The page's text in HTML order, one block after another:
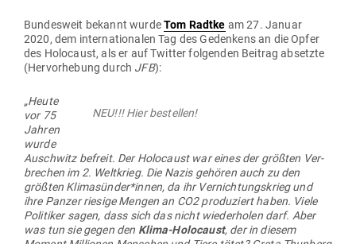
Bun­desweit bekannt wurdeTom Radtke am 27. Januar
2020, dem inter­na­tio­nalen Tag des Gedenkens an die Opfer
des Holo­caust, als er auf Twitter fol­genden Beitrag absetzte
(Her­vor­hebung durch JFB):
NEU!!! Hier bestellen!
„Heute
vor 75
Jahren
wurde
Auschwitz befreit. Der Holo­caust war eines der größten Ver­
brechen im 2. Welt­krieg. Die Nazis gehören auch zu den
größten Klimasünder*innen, da ihr Ver­nich­tungs­krieg und
ihre Panzer riesige Mengen an CO2 pro­du­ziert haben. Viele
Poli­tiker sagen, dass sich das nicht wie­der­holen darf. Aber
was tun sie gegen den Klima-Holo­caust, der in diesem